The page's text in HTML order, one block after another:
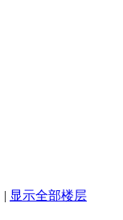
| 显示全部楼层